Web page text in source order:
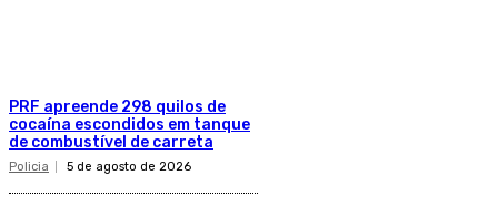
PRF apreende 298 quilos de
cocaína escondidos em tanque
de combustível de carreta
Policia 5 de agosto de 2026